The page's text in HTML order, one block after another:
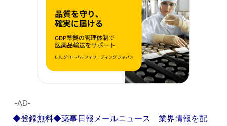
‐AD‐
◆登録無料◆薬事日報メールニュース 業界情報を配